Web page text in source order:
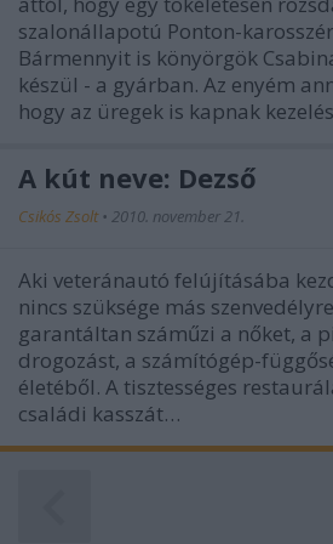
szalonállapotú Ponton-
Bármennyit is könyörgök
készül - a gyárban. Az enyém
hogy az üregek is kapnak
A kút neve: Dezső
Csikós Zsolt • 2010. november 21.
Aki veteránautó felújításába
nincs szüksége más
garantáltan száműzi a nőket, a
drogozást, a számítógép-
életéből. A tisztességes
családi kasszát…